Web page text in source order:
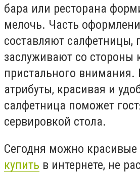
бара или ресторана
мелочь. Часть
составляют салфетницы,
заслуживают со стороны
пристального внимания.
атрибуты, красивая и
салфетница поможет
сервировкой стола.
Сегодня можно красивые
купить в интернете, не